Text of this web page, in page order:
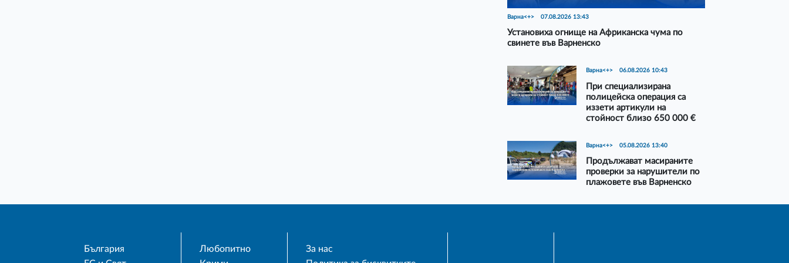
Варна<+> 07.08.2026 13:43
Установиха огнище на Африканска чума по
свинете във Варненско
Варна<+> 06.08.2026 10:43
При специализирана
полицейска операция са
иззети артикули на
стойност близо 650 000 €
Варна<+> 05.08.2026 13:40
Продължават масираните
проверки за нарушители по
плажовете във Варненско
България
Любопитно
За нас